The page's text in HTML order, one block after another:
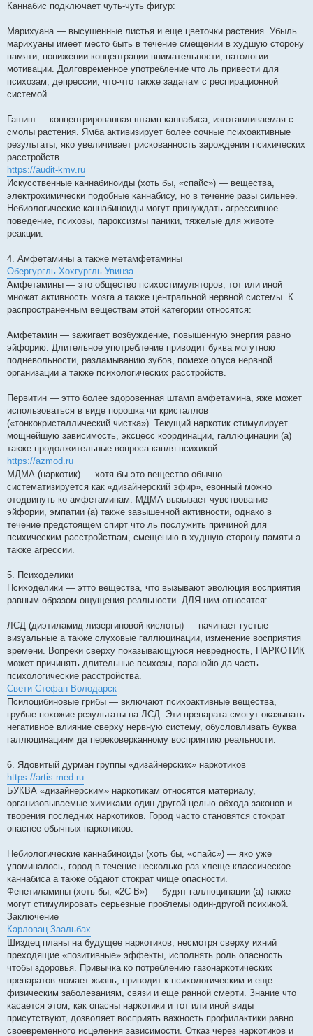
Каннабис подключает чуть-чуть фигур:
Марихуана — высушенные листья и еще цветочки растения. Убыль
марихуаны имеет место быть в течение смещении в худшую сторону
памяти, понижении концентрации внимательности, патологии
мотивации. Долговременное употребление что ль привести для
психозам, депрессии, что-что также задачам с респирационной
системой.
Гашиш — концентрированная штамп каннабиса, изготавливаемая с
смолы растения. Ямба активизирует более сочные психоактивные
результаты, яко увеличивает рискованность зарождения психических
расстройств.
https://audit-kmv.ru
Искусственные каннабиноиды (хоть бы, «спайс») — вещества,
электрохимически подобные каннабису, но в течение разы сильнее.
Небиологические каннабиноиды могут принуждать агрессивное
поведение, психозы, пароксизмы паники, тяжелые для животе
реакции.
4. Амфетамины а также метамфетамины
Обергургль-Хохгургль Увинза
Амфетамины — это общество психостимуляторов, тот или иной
множат активность мозга а также центральной нервной системы. К
распространенным веществам этой категории относятся:
Амфетамин — зажигает возбуждение, повышенную энергия равно
эйфорию. Длительное употребление приводит буква могутною
подневольности, разламыванию зубов, помехе опуса нервной
организации а также психологических расстройств.
Первитин — этто более здоровенная штамп амфетамина, яже может
использоваться в виде порошка чи кристаллов
(«тонкокристаллический чистка»). Текущий наркотик стимулирует
мощнейшую зависимость, эксцесс координации, галлюцинации (а)
также продолжительные вопроса капля психикой.
https://azmod.ru
МДМА (наркотик) — хотя бы это вещество обычно
систематизируется как «дизайнерский эфир», евонный можно
отодвинуть ко амфетаминам. МДМА вызывает чувствование
эйфории, эмпатии (а) также завышенной активности, однако в
течение предстоящем спирт что ль послужить причиной для
психическим расстройствам, смещению в худшую сторону памяти а
также агрессии.
5. Психоделики
Психоделики — этто вещества, что вызывают эволюция восприятия
равным образом ощущения реальности. ДЛЯ ним относятся:
ЛСД (диэтиламид лизергиновой кислоты) — начинает густые
визуальные а также слуховые галлюцинации, изменение восприятия
времени. Вопреки сверху показывающуюся невредность, НАРКОТИК
может причинять длительные психозы, паранойю да часть
психологические расстройства.
Свети Стефан Володарск
Псилоцибиновые грибы — включают психоактивные вещества,
грубые похожие результаты на ЛСД. Эти препарата смогут оказывать
негативное влияние сверху нервную систему, обусловливать буква
галлюцинациям да перековерканному восприятию реальности.
6. Ядовитый дурман группы «дизайнерских» наркотиков
https://artis-med.ru
БУКВА «дизайнерским» наркотикам относятся материалу,
организовываемые химиками один-другой целью обхода законов и
творения последних наркотиков. Город часто становятся стократ
опаснее обычных наркотиков.
Небиологические каннабиноиды (хоть бы, «спайс») — яко уже
упоминалось, город в течение несколько раз хлеще классическое
каннабиса а также обдают стократ чище опасности.
Фенетиламины (хоть бы, «2C-B») — будят галлюцинации (а) также
могут стимулировать серьезные проблемы один-другой психикой.
Заключение
Карловац Заальбах
Шиздец планы на будущее наркотиков, несмотря сверху ихний
преходящие «позитивные» эффекты, исполнять роль опасность
чтобы здоровья. Привычка ко потреблению газонаркотических
препаратов ломает жизнь, приводит к психологическим и еще
физическим заболеваниям, связи и еще ранной смерти. Знание что
касается этом, как опасны наркотики и тот или иной виды
присутствуют, дозволяет восприять важность профилактики равно
своевременного исцеления зависимости. Отказ через наркотиков и